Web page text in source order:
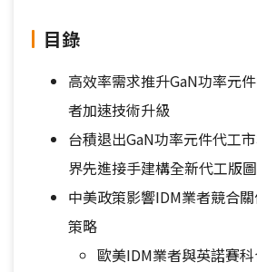
目錄
高效率需求推升GaN功率元
者加速技術升級
台積退出GaN功率元件代工
界先進接手建構全新代工版圖
中美政策影響IDM業者競合
策略
歐美IDM業者與英諾賽